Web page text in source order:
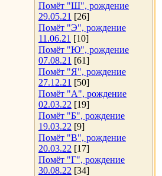
Помёт "Ш", рождение
29.05.21 [26]
Помёт "Э", рождение
11.06.21 [10]
Помёт "Ю", рождение
07.08.21 [61]
Помёт "Я", рождение
27.12.21 [50]
Помёт "А", рождение
02.03.22 [19]
Помёт "Б", рождение
19.03.22 [9]
Помёт "В", рождение
20.03.22 [17]
Помёт "Г", рождение
30.08.22 [34]